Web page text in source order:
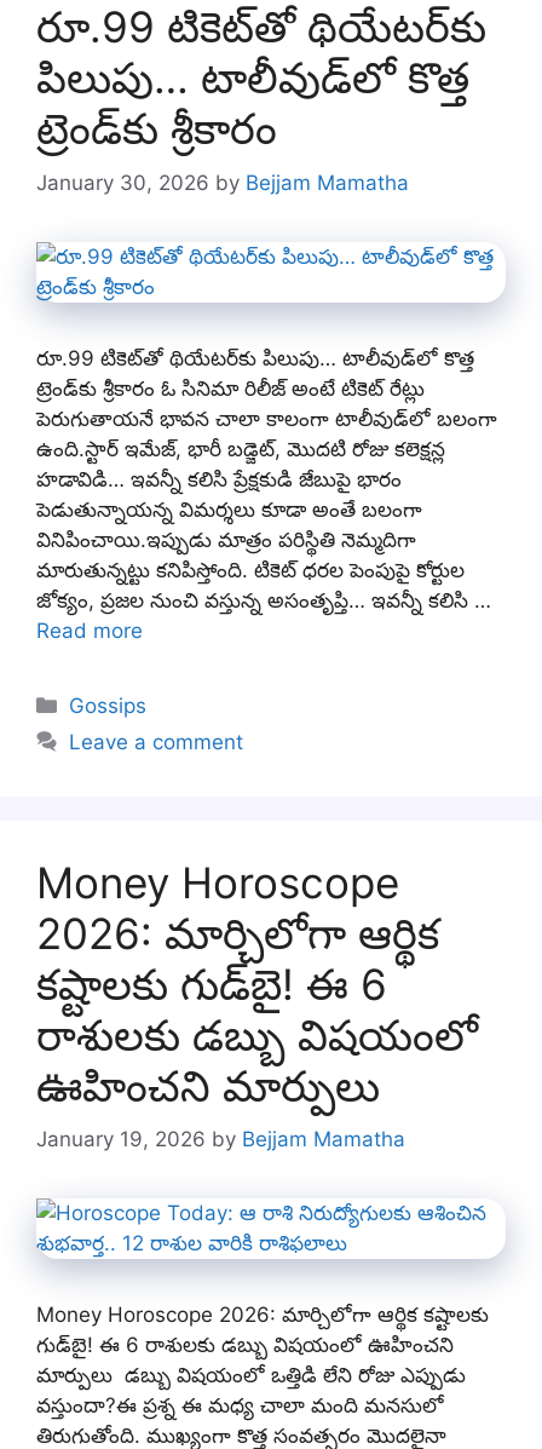
రూ.99 టికెట్‌తో థియేటర్‌కు
పిలుపు… టాలీవుడ్‌లో కొత్త
ట్రెండ్‌కు శ్రీకారం
January 30, 2026 by Bejjam Mamatha
రూ.99 టికెట్‌తో థియేటర్‌కు పిలుపు… టాలీవుడ్‌లో కొత్త
ట్రెండ్‌కు శ్రీకారం ఓ సినిమా రిలీజ్ అంటే టికెట్ రేట్లు
పెరుగుతాయనే భావన చాలా కాలంగా టాలీవుడ్‌లో బలంగా
ఉంది.స్టార్ ఇమేజ్, భారీ బడ్జెట్, మొదటి రోజు కలెక్షన్ల
హడావిడి… ఇవన్నీ కలిసి ప్రేక్షకుడి జేబుపై భారం
పెడుతున్నాయన్న విమర్శలు కూడా అంతే బలంగా
వినిపించాయి.ఇప్పుడు మాత్రం పరిస్థితి నెమ్మదిగా
మారుతున్నట్టు కనిపిస్తోంది. టికెట్ ధరల పెంపుపై కోర్టుల
జోక్యం, ప్రజల నుంచి వస్తున్న అసంతృప్తి… ఇవన్నీ కలిసి …
Read more
Categories
Gossips
Leave a comment
Money Horoscope
2026: మార్చిలోగా ఆర్థిక
కష్టాలకు గుడ్‌బై! ఈ 6
రాశులకు డబ్బు విషయంలో
ఊహించని మార్పులు
January 19, 2026 by Bejjam Mamatha
Money Horoscope 2026: మార్చిలోగా ఆర్థిక కష్టాలకు
గుడ్‌బై! ఈ 6 రాశులకు డబ్బు విషయంలో ఊహించని
మార్పులు డబ్బు విషయంలో ఒత్తిడి లేని రోజు ఎప్పుడు
వస్తుందా?ఈ ప్రశ్న ఈ మధ్య చాలా మంది మనసులో
తిరుగుతోంది. ముఖ్యంగా కొత్త సంవత్సరం మొదలైనా